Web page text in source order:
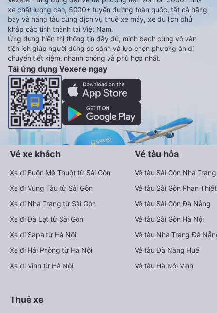
xe chất lượng cao, 5000+ tuyến đường toàn quốc, tất cả hãng
bay và hãng tàu cùng dịch vụ thuê xe máy, xe du lịch phủ
khắp các tỉnh thành tại Việt Nam.
Ứng dụng hiển thị thông tin đầy đủ, minh bạch cùng vô vàn
tiện ích giúp người dùng so sánh và lựa chọn phương án di
chuyển tiết kiệm, nhanh chóng và phù hợp nhất.
Tải ứng dụng Vexere ngay
Vé xe khách
Xe đi Buôn Mê Thuột từ Sài Gòn
Xe đi Vũng Tàu từ Sài Gòn
Xe đi Nha Trang từ Sài Gòn
Xe đi Đà Lạt từ Sài Gòn
Xe đi Sapa từ Hà Nội
Xe đi Hải Phòng từ Hà Nội
Xe đi Vinh từ Hà Nội
Vé tàu hỏa
Vé tàu Sài Gòn Nha Trang
Vé tàu Sài Gòn Phan Thiết
Vé tàu Sài Gòn Đà Nẵng
Vé tàu Sài Gòn Hà Nội
Vé tàu Nha Trang Đà
Vé tàu Đà Nẵng Huế
Vé tàu Hà Nội Vinh
Thuê xe